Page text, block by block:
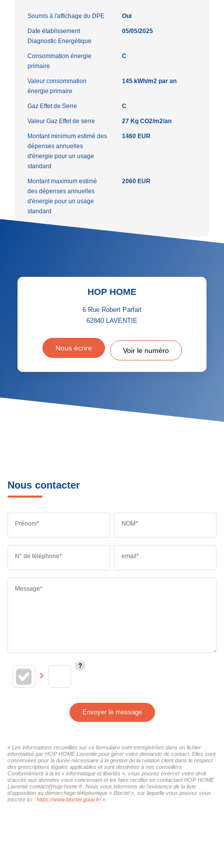
Soumis à l'affichage du DPE Oui
Date établissement
Diagnostic Energétique
05/05/2025
Consommation énergie
primaire
C
Valeur consommation
énergie primaire
145 kWh/m2 par an
Gaz Effet de Serre C
Valeur Gaz Effet de serre 27 Kg CO2/m2/an
Montant minimum estimé des
dépenses annuelles
d'énergie pour un usage
standard
1460 EUR
Montant maximum estimé
des dépenses annuelles
d'énergie pour un usage
standard
2060 EUR
HOP HOME
6 Rue Robert Parfait
62840 LAVENTIE
Nous écrire Voir le numéro
Nous contacter
Prénom* NOM*
N° de téléphone* email*
Message*
Envoyer le message
« Les informations recueillies sur ce formulaire sont enregistrées dans un fichier
informatisé par HOP HOME Laventie pour gérer votre demande de contact. Elles sont
conservées pour la durée nécessaire à la gestion de la relation client dans le respect
des prescriptions légales applicables et sont destinées à nos conseillers
Conformément à la loi « informatique et libertés », vous pouvez exercer votre droit
d'accès aux données vous concernant et les faire rectifier en contactant HOP HOME
Laventie contact@hop-home.fr. Nous vous informons de l'existence de la liste
d'opposition au démarchage téléphonique « Bloctel », sur laquelle vous pouvez vous
inscrire ici : https://www.bloctel.gouv.fr/»